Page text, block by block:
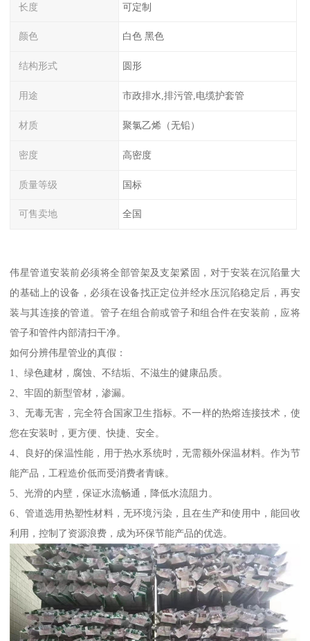
长度 可定制
颜色 白色 黑色
结构形式 圆形
用途 市政排水,排污管,电缆护套管
材质 聚氯乙烯（无铅）
密度 高密度
质量等级 国标
可售卖地 全国
伟星管道安装前必须将全部管架及支架紧固，对于安装在沉陷量大
的基础上的设备，必须在设备找正定位并经水压沉陷稳定后，再安
装与其连接的管道。管子在组合前或管子和组合件在安装前，应将
管子和管件内部清扫干净。
如何分辨伟星管业的真假：
1、绿色建材，腐蚀、不结垢、不滋生的健康品质。
2、牢固的新型管材，渗漏。
3、无毒无害，完全符合国家卫生指标。不一样的热熔连接技术，使
您在安装时，更方便、快捷、安全。
4、良好的保温性能，用于热水系统时，无需额外保温材料。作为节
能产品，工程造价低而受消费者青睐。
5、光滑的内壁，保证水流畅通，降低水流阻力。
6、管道选用热塑性材料，无环境污染，且在生产和使用中，能回收
利用，控制了资源浪费，成为环保节能产品的优选。